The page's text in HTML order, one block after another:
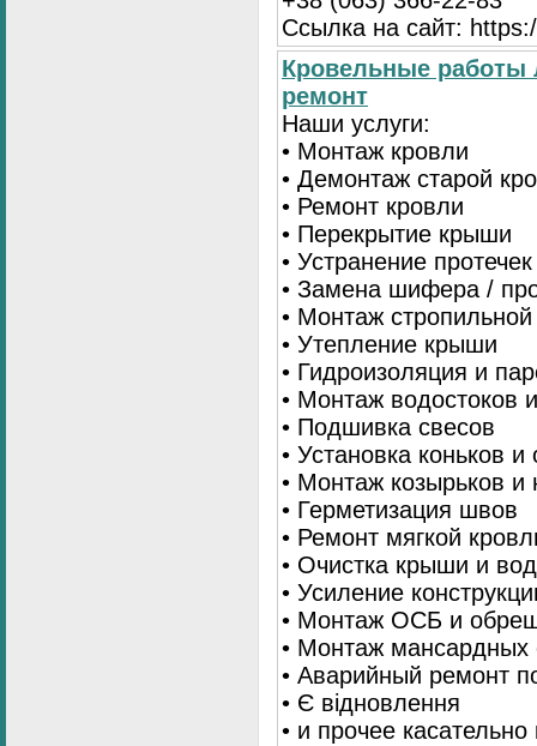
Ссылка на сайт:
Кровельные
ремонт
Наши услуги:
• Монтаж кровли
• Демонтаж старой
• Ремонт кровли
• Перекрытие крыши
• Устранение протечек
• Замена шифера /
• Монтаж
• Утепление крыши
• Гидроизоляция и
• Монтаж водостоков
• Подшивка свесов
• Установка коньков и
• Монтаж козырьков и
• Герметизация швов
• Ремонт мягкой
• Очистка крыши и
• Усиление
• Монтаж ОСБ и
• Монтаж мансардных
• Аварийный ремонт
• Є відновлення
• и прочее